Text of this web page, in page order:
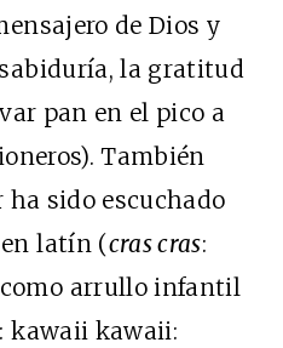
de Dios y
la gratitud
pan en el pico a
También
ha sido escuchado
latín (cras cras:
arrullo infantil
kawaii kawaii: